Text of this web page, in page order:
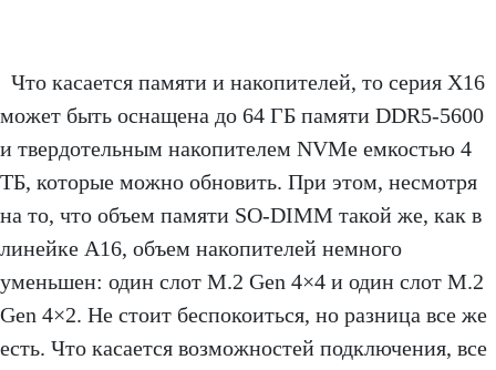
Что касается памяти и накопителей, то серия X16
может быть оснащена до 64 ГБ памяти DDR5-5600
и твердотельным накопителем NVMe емкостью 4
ТБ, которые можно обновить. При этом, несмотря
на то, что объем памяти SO-DIMM такой же, как в
линейке A16, объем накопителей немного
уменьшен: один слот M.2 Gen 4×4 и один слот M.2
Gen 4×2. Не стоит беспокоиться, но разница все же
есть. Что касается возможностей подключения, все